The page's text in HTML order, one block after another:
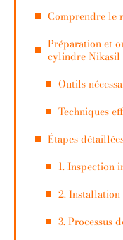
Comprendre le
Préparation et
cylindre Nikasil
Outils
Techniques
Étapes
1. Inspection
2. Installation
3. Processus